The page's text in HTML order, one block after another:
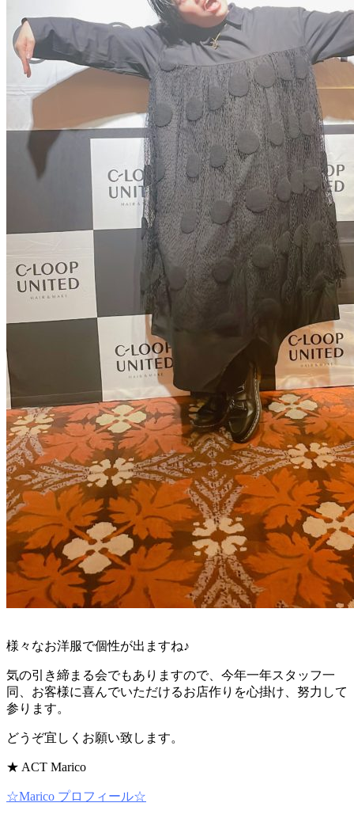
様々なお洋服で個性が出ますね♪
気の引き締まる会でもありますので、今年一年スタッフ一
同、お客様に喜んでいただけるお店作りを心掛け、努力して
参ります。
どうぞ宜しくお願い致します。
★ ACT Marico
☆Marico プロフィール☆